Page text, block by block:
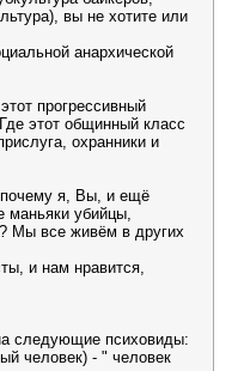
вы не хотите или
анархической
прогрессивный
этот общинный класс
охранники и
почему я, Вы, и ещё
маньяки убийцы,
Мы все живём в других
и нам нравится,
следующие психовиды:
человек) - " человек